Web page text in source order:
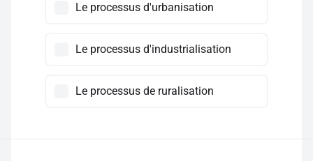
Le processus d'urbanisation
Le processus d'industrialisation
Le processus de ruralisation